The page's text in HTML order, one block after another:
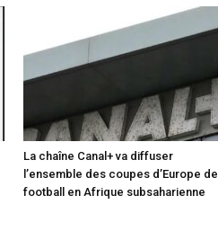
La chaîne Canal+ va diffuser
l’ensemble des coupes d’Europe de
football en Afrique subsaharienne